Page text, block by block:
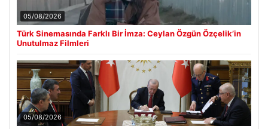
05/08/2026
Türk Sinemasında Farklı Bir İmza: Ceylan Özgün Özçelik’in
Unutulmaz Filmleri
05/08/2026